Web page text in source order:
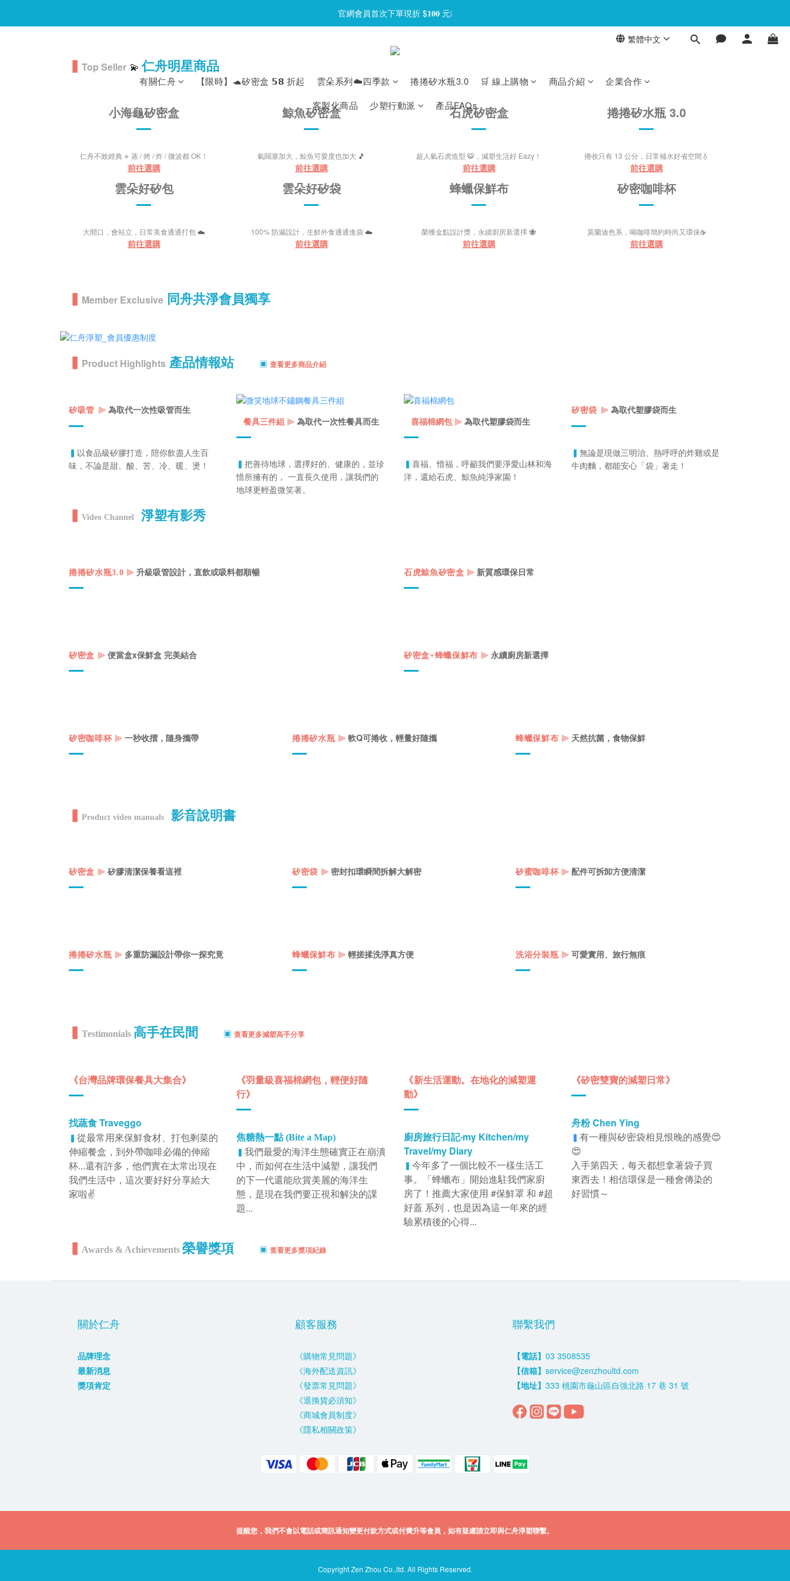
官網會員首次下單現折 $𝟏𝟎𝟎 元❕
官網會員首次下單現折 $𝟏𝟎𝟎 元❕
繁體中文
有關仁舟 【限時】🐢矽密盒 𝟱𝟴 折起 雲朵系列☁️四季款 捲捲矽水瓶3.0 🛒 線上購物 商品介紹
企業合作
客製化商品
少塑行動派 產品FAQs
▍ Top Seller 💫仁舟明星商品
小海龜矽密盒
仁舟不敗經典 ⭐ 蒸 / 烤 / 炸 / 微波都 OK！
前往選購
鯨魚矽密盒
氣閥塞加大，鯨魚可愛度也加大 🎵
前往選購
石虎矽密盒
超人氣石虎造型 🐯 ，減塑生活好 Eazy！
前往選購
捲捲矽水瓶 3.0
捲收只有 13 公分，日常補水好省空間 💧
前往選購
雲朵好矽包
大開口，會站立，日常美食通通打包☁️
前往選購
雲朵好矽袋
100% 防漏設計，生鮮外食通通進袋☁️
前往選購
蜂蠟保鮮布
榮獲金點設計獎，永續廚房新選擇🐝
前往選購
矽密咖啡杯
莫蘭迪色系，喝咖啡簡約時尚又環保☕
前往選購
▍ Member Exclusive 同舟共淨會員獨享
▍ Product Highlights 產品情報站 ▣ 查看更多商品介紹
矽吸管 ⫸ 為取代一次性吸管而生
以食品級矽膠打造，陪你飲盡人生百
味，不論是甜、酸、苦、冷、暖、燙 ！
餐具三件組 ⫸ 為取代一次性餐具而生
把善待地球，選擇好的、健康的，並珍
惜所擁有的， 一直長久使用，讓我們的
地球更輕盈微笑著。
喜福棉網包 ⫸ 為取代塑膠袋而生
喜福、惜福，呼籲我們要淨愛山林和海
洋，還給石虎、鯨魚純淨家園 ！
矽密袋 ⫸ 為取代塑膠袋而生
無論是現做三明治、熱呼呼的炸雞或是
牛肉麵，都能安心「袋」著走！
▍ Video Channel 淨塑有影秀
捲捲矽水瓶3.0 ⫸ 升級吸管設計，直飲或吸料都順暢 石虎鯨魚矽密盒⫸ 新質感環保日常
矽密盒 ⫸ 便當盒x保鮮盒 完美結合 矽密盒+蜂蠟保鮮布 ⫸ 永續廚房新選擇
矽密咖啡杯 ⫸一秒收摺，隨身攜帶 捲捲矽水瓶 ⫸軟Q可捲收，輕量好隨攜 蜂蠟保鮮布 ⫸ 天然抗菌，食物保鮮
▍ Product video manuals 影音說明書
矽密盒 ⫸ 矽膠清潔保養看這裡 矽密袋 ⫸ 密封扣環瞬間拆解大解密 矽蜜咖啡杯 ⫸ 配件可拆卸方便清潔
捲捲矽水瓶 ⫸ 多重防漏設計帶你一探究竟 蜂蠟保鮮布 ⫸ 輕搓揉洗淨真方便 洗浴分裝瓶 ⫸ 可愛實用、旅行無痕
▍ Testimonials 高手在民間 ▣ 查看更多減塑高手分享
《台灣品牌環保餐具大集合》
找蔬食 Traveggo
從最常用來保鮮食材、打包剩菜的
伸縮餐盒，到外帶咖啡必備的伸縮
杯...還有許多，他們實在太常出現在
我們生活中，這次要好好分享給大
家啦✌️
《羽量級喜福棉網包，輕便好隨
行》
焦糖熱一點 (Bite a Map)
我們最愛的海洋生態確實正在崩潰
中，而如何在生活中減塑，讓我們
的下一代還能欣賞美麗的海洋生
態，是現在我們要正視和解決的課
題...
《新生活運動。在地化的減塑運
動》
廚房旅行日記‧my Kitchen/my
Travel/my Diary
今年多了一個比較不一樣生活工
事。「蜂蠟布」開始進駐我們家廚
房了！推薦⼤家使⽤ #保鮮罩 和 #超
好蓋 系列，也是因為這⼀年來的經
驗累積後的⼼得...
《矽密雙寶的減塑日常》
舟粉 Chen Ying
有一種與矽密袋相見恨晚的感覺😍
😍
入手第四天，每天都想拿著袋子買
東西去！相信環保是一種會傳染的
好習慣～
▍ Awards & Achievements 榮譽獎項 ▣ 查看更多獎項紀錄
關於仁舟
品牌理念
最新消息
獎項肯定
顧客服務
《購物常見問題》
《海外配送資訊》
《發票常見問題》
《退換貨必須知》
《商城會員制度》
《隱私相關政策》
聯繫我們
【電話】 03 3508535
【信箱】 service@zenzhoultd.com
【地址】 333 桃園市龜山區自強北路 17 巷 31 號
提醒您，我們不會以電話或簡訊通知變更付款方式或付費升等會員，如有疑慮請立即與仁舟淨塑聯繫。
Copyright Zen Zhou Co.,ltd. All Rights Reserved.